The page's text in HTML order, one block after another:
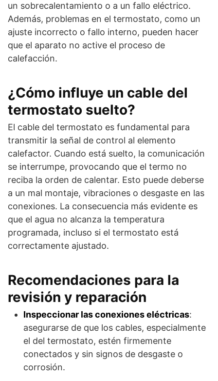
un sobrecalentamiento o a un fallo eléctrico.
Además, problemas en el termostato, como un
ajuste incorrecto o fallo interno, pueden hacer
que el aparato no active el proceso de
calefacción.
¿Cómo influye un cable del
termostato suelto?
El cable del termostato es fundamental para
transmitir la señal de control al elemento
calefactor. Cuando está suelto, la comunicación
se interrumpe, provocando que el termo no
reciba la orden de calentar. Esto puede deberse
a un mal montaje, vibraciones o desgaste en las
conexiones. La consecuencia más evidente es
que el agua no alcanza la temperatura
programada, incluso si el termostato está
correctamente ajustado.
Recomendaciones para la
revisión y reparación
Inspeccionar las conexiones eléctricas:
asegurarse de que los cables, especialmente
el del termostato, estén firmemente
conectados y sin signos de desgaste o
corrosión.